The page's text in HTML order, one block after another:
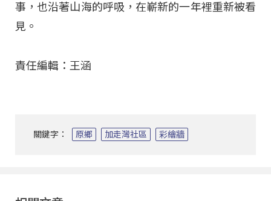
事，也沿著山海的呼吸，在嶄新的一年裡重新被看
見。
責任編輯：王涵
關鍵字： 原鄉 加走灣社區 彩繪牆